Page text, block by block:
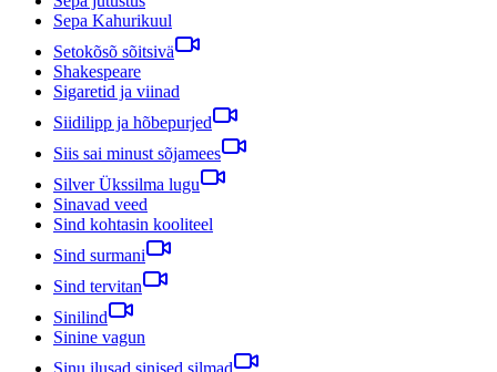
Sepa Kahurikuul
Setokõsõ sõitsivä
Shakespeare
Sigaretid ja viinad
Siidilipp ja hõbepurjed
Siis sai minust sõjamees
Silver Ükssilma lugu
Sinavad veed
Sind kohtasin kooliteel
Sind surmani
Sind tervitan
Sinilind
Sinine vagun
Sinu ilusad sinised silmad